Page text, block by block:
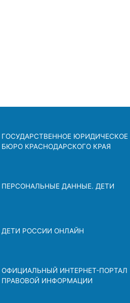
ГОСУДАРСТВЕННОЕ ЮРИДИЧЕСКОЕ
БЮРО КРАСНОДАРСКОГО КРАЯ
ПЕРСОНАЛЬНЫЕ ДАННЫЕ. ДЕТИ
ДЕТИ РОССИИ ОНЛАЙН
ОФИЦИАЛЬНЫЙ ИНТЕРНЕТ-ПОРТАЛ
ПРАВОВОЙ ИНФОРМАЦИИ